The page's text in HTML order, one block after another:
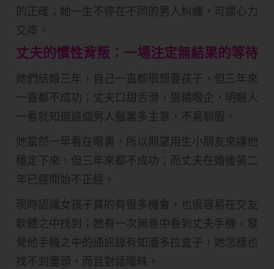
的正確；她一生不停在不同的男人糾纏，可謂心力
交瘁。
丈夫的慣性背叛：一場注定無結果的等待
她們結婚三年，自己一直都很想要孩子，但三年來
一直都不成功；丈夫口甜舌滑，眉精眼企，明眼人
一看就知道這個男人腦裏多主意，不易馴服。
她當然一早看在眼裏，所以期望用生小朋友來讓他
穩定下來，但三年來都不成功；而丈夫在婚後第二
年已經開始不正經。
現時認識女孩子真的有很多機會，也很容易在交友
軟體之中找到；她有一次無意中看到丈夫手機，發
覺他手機之中的通訊錄有如潘多拉盒子，她怎樣也
找不到盡頭，而且對話暖昩。